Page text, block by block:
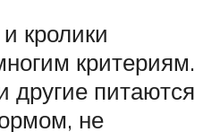
кролики
критериям.
другие питаются
не